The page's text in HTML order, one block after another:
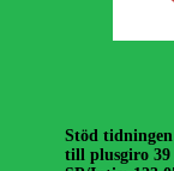
Stöd
till plusgiro 39